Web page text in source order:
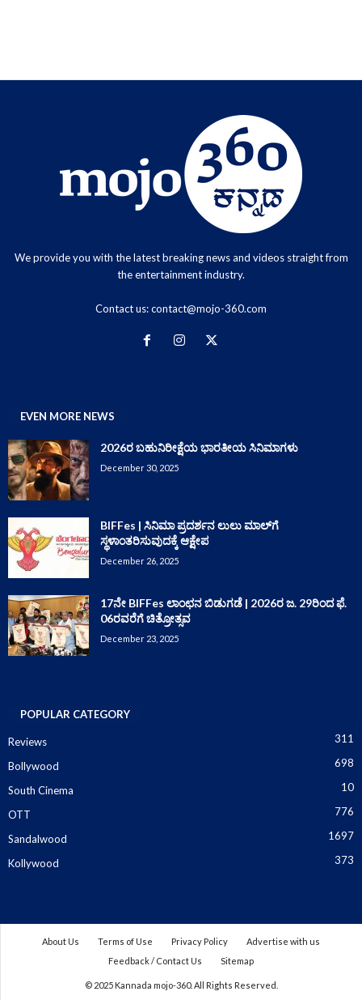
We provide you with the latest breaking news and videos straight from
the entertainment industry.
Contact us:contact@mojo-360.com
EVEN MORE NEWS
2026ರ ಬಹುನಿರೀಕ್ಷೆಯ ಭಾರತೀಯ ಸಿನಿಮಾಗಳು
December 30, 2025
BIFFes | ಸಿನಿಮಾ ಪ್ರದರ್ಶನ ಲುಲು ಮಾಲ್‌ಗೆ
ಸ್ಥಳಾಂತರಿಸುವುದಕ್ಕೆ ಆಕ್ಷೇಪ
December 26, 2025
17ನೇ BIFFes ಲಾಂಛನ ಬಿಡುಗಡೆ | 2026ರ ಜ. 29ರಿಂದ ಫೆ.
06ರವರೆಗೆ ಚಿತ್ರೋತ್ಸವ
December 23, 2025
POPULAR CATEGORY
Reviews 311
Bollywood 698
South Cinema 10
OTT 776
Sandalwood 1697
Kollywood 373
About Us Terms of Use Privacy Policy
Advertise with us
Feedback / Contact Us
Sitemap
© 2025 Kannada mojo-360. All Rights Reserved.